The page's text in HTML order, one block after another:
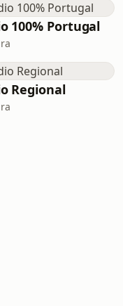
100% Portugal
Regional